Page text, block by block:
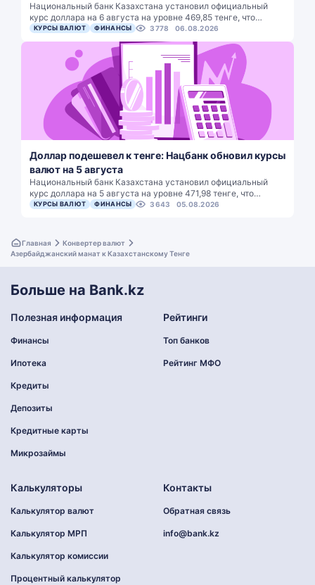
Национальный банк Казахстана установил официальный
курс доллара на 6 августа на уровне 469,85 тенге, что…
КУРСЫ ВАЛЮТ ФИНАНСЫ 3778 06.08.2026
Доллар подешевел к тенге: Нацбанк обновил курсы
валют на 5 августа
Национальный банк Казахстана установил официальный
курс доллара на 5 августа на уровне 471,98 тенге, что…
КУРСЫ ВАЛЮТ ФИНАНСЫ 3643 05.08.2026
Главная
Конвертер валют
Азербайджанский манат к Казахстанскому Тенге
Больше на Bank.kz
Полезная информация
Финансы
Ипотека
Кредиты
Депозиты
Кредитные карты
Микрозаймы
Рейтинги
Топ банков
Рейтинг МФО
Калькуляторы
Калькулятор валют
Калькулятор МРП
Калькулятор комиссии
Процентный калькулятор
Контакты
Обратная связь
info@bank.kz